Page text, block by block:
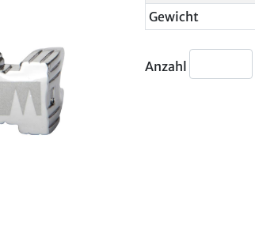
Gewicht
Anzahl